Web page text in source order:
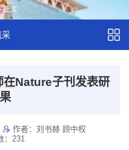
- 正文
采
在Nature子刊发表研
作者：刘书赫 顾中权
：231